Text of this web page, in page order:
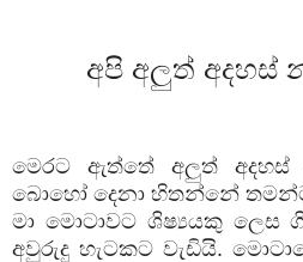
අපි අලුත් අදහස්
මෙරට ඇත්තේ අලුත් අදහස්
බොහෝ දෙනා හිතන්නේ
මා මොටාවට ශිෂ්‍යයකු ලෙස
අවුරුදු හැටකට වැඩියි.